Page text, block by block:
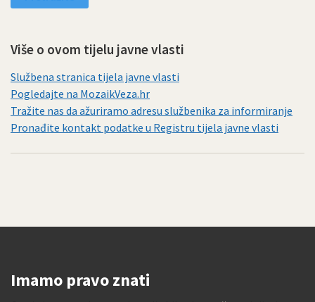
Više o ovom tijelu javne vlasti
Službena stranica tijela javne vlasti
Pogledajte na MozaikVeza.hr
Tražite nas da ažuriramo adresu službenika za informiranje
Pronađite kontakt podatke u Registru tijela javne vlasti
Imamo pravo znati